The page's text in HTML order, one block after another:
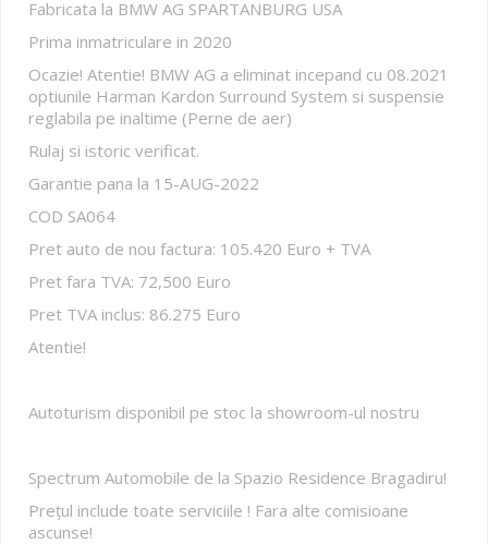
Fabricata la BMW AG SPARTANBURG USA
Prima inmatriculare in 2020
Ocazie! Atentie! BMW AG a eliminat incepand cu 08.2021
optiunile Harman Kardon Surround System si suspensie
reglabila pe inaltime (Perne de aer)
Rulaj si istoric verificat.
Garantie pana la 15-AUG-2022
COD SA064
Pret auto de nou factura: 105.420 Euro + TVA
Pret fara TVA: 72,500 Euro
Pret TVA inclus: 86.275 Euro
Atentie!
Autoturism disponibil pe stoc la showroom-ul nostru
Spectrum Automobile de la Spazio Residence Bragadiru!
Prețul include toate serviciile ! Fara alte comisioane
ascunse!